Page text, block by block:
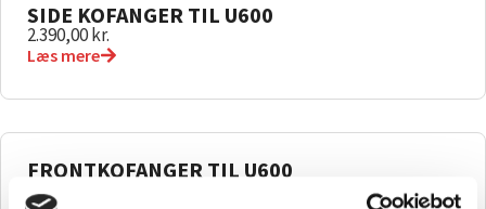
SIDE KOFANGER TIL U600
2.390,00kr.
Læs mere
FRONTKOFANGER TIL U600
2.590,00